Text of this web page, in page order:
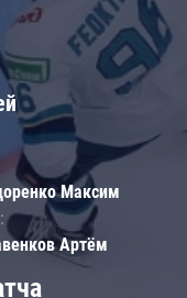
Максим
Артём